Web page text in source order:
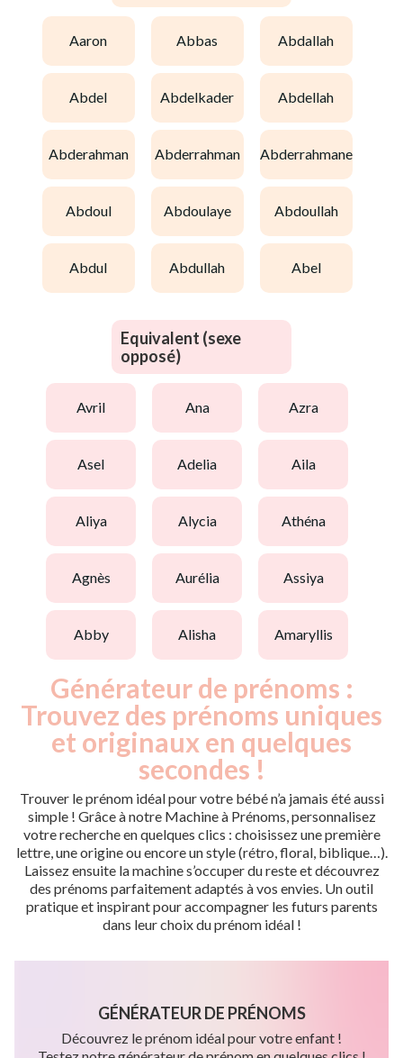
aaron abbas abdallah
abdel abdelkader abdellah
abderahman abderrahman abderrahmane
abdoul abdoulaye abdoullah
abdul abdullah abel
Equivalent (sexe
opposé)
avril ana azra
asel adelia aila
aliya alycia athéna
agnès aurélia assiya
abby alisha amaryllis
Générateur de prénoms :
Trouvez des prénoms uniques
et originaux en quelques
secondes !
Trouver le prénom idéal pour votre bébé n’a jamais été aussi
simple ! Grâce à notre Machine à Prénoms, personnalisez
votre recherche en quelques clics : choisissez une première
lettre, une origine ou encore un style (rétro, floral, biblique…).
Laissez ensuite la machine s’occuper du reste et découvrez
des prénoms parfaitement adaptés à vos envies. Un outil
pratique et inspirant pour accompagner les futurs parents
dans leur choix du prénom idéal !
GÉNÉRATEUR DE PRÉNOMS
Découvrez le prénom idéal pour votre enfant !